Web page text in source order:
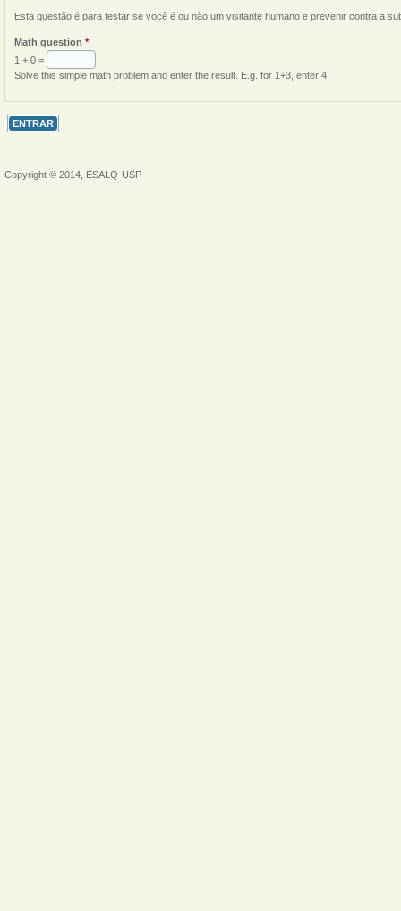
Esta questão é para testar se você é ou não um visitante humano e prevenir contra a
Math question *
1 + 0 =
Solve this simple math problem and enter the result. E.g. for 1+3, enter 4.
Copyright © 2014, ESALQ-USP